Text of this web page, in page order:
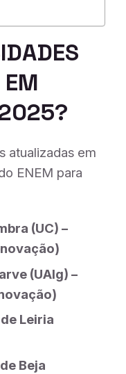
atualizadas em
ENEM para
(UC) –
(UAlg) –
Leiria
Beja